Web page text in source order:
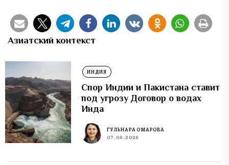
Азиатский контекст
ИНДИЯ
Спор Индии и Пакистана ставит
под угрозу Договор о водах
Инда
ГУЛЬНАРА ОМАРОВА
07.08.2026